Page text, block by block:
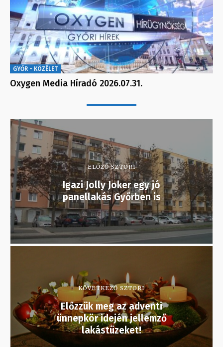
GYŐR - KÖZÉLET
Oxygen Media Híradó 2026.07.31.
ELŐZŐ SZTORI
Igazi Jolly Joker egy jó
panellakás Győrben is
KÖVETKEZŐ SZTORI
Előzzük meg az adventi
ünnepkör idején jellemző
lakástüzeket!